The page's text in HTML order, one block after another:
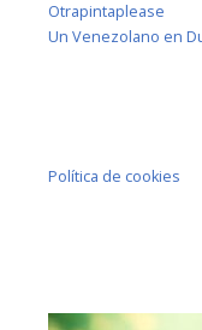
Otrapintaplease
Un Venezolano en
Política de cookies